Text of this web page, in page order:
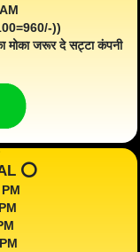
))
मोका जरूर दे सट्टा कंपनी
⭕️
PM